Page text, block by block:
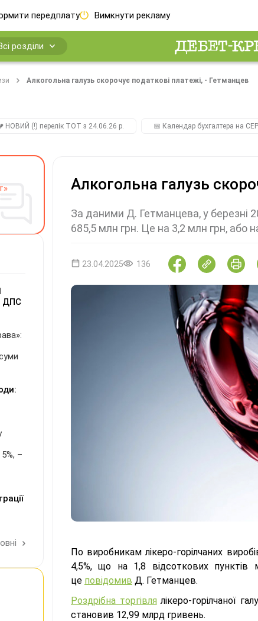
передплату Вимкнути рекламу
розділи
Алкогольна галузь скорочує податкові платежі, - Гетманцев
НОВИЙ (!) перелік ТОТ з 24.06.26 р. 📅 Календар бухгалтера на
Алкогольна галузь
За даними Д. Гетманцева, у березні
685,5 млн грн. Це на 3,2 млн грн, або
23.04.2025 136
По виробникам лікеро-горілчаних
4,5%, що на 1,8 відсоткових пунктів
це повідомив Д. Гетманцев.
Роздрібна торгівлялікеро-горілчаної
становив 12,99 млрд гривень.
ДПС
–